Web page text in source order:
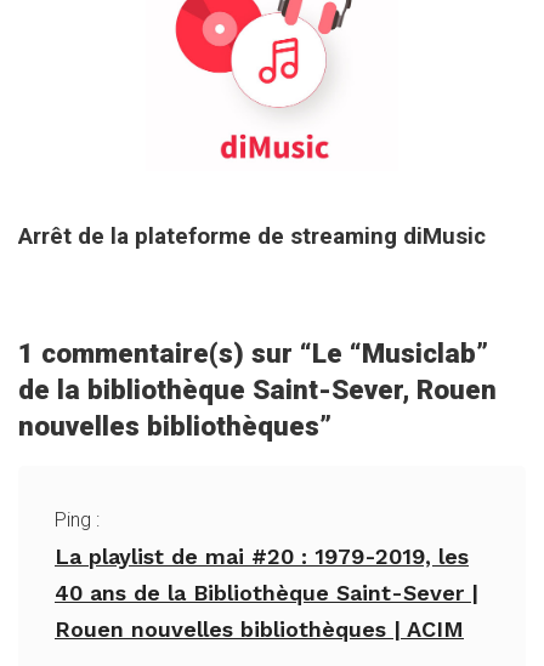
Arrêt de la plateforme de streaming diMusic
1 commentaire(s) sur “Le “Musiclab”
de la bibliothèque Saint-Sever, Rouen
nouvelles bibliothèques”
Ping :
La playlist de mai #20 : 1979-2019, les
40 ans de la Bibliothèque Saint-Sever |
Rouen nouvelles bibliothèques | ACIM